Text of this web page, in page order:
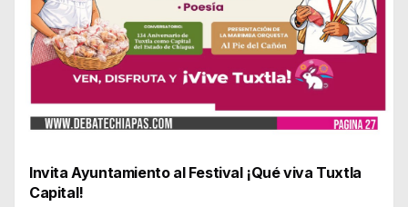
Invita Ayuntamiento al Festival ¡Qué viva Tuxtla
Capital!